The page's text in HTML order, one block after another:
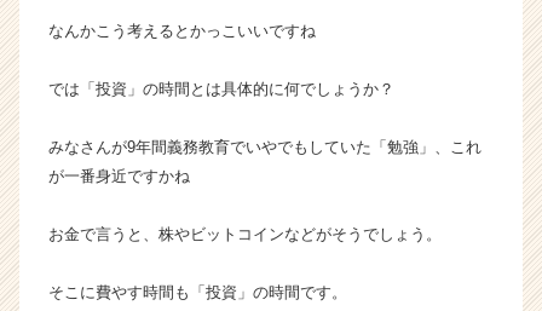
なんかこう考えるとかっこいいですね
では「投資」の時間とは具体的に何でしょうか？
みなさんが9年間義務教育でいやでもしていた「勉強」、これ
が一番身近ですかね
お金で言うと、株やビットコインなどがそうでしょう。
そこに費やす時間も「投資」の時間です。